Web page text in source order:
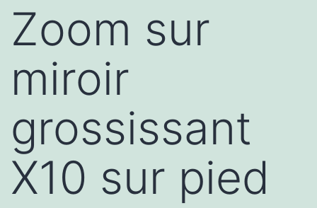
Zoom sur
miroir
grossissant
X10 sur pied